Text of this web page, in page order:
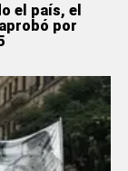
el país, el
por